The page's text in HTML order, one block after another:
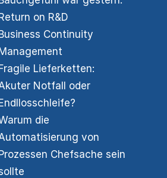
Return on R&D
Business Continuity
Management
Fragile Lieferketten:
Notfall oder
Endllosschleife?
die
von
Prozessen Chefsache sein